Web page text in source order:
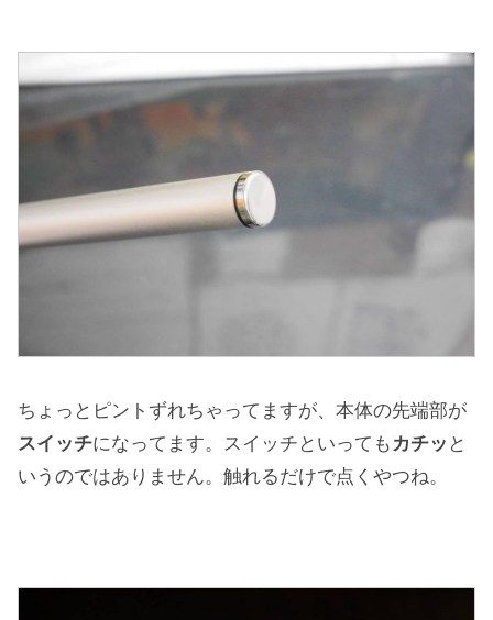
ちょっとピントずれちゃってますが、本体の先端部が
スイッチになってます。スイッチといっても カチッ と
いうのではありません。触れるだけで点くやつね。